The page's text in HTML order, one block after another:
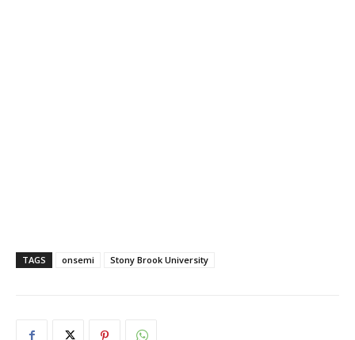
TAGS onsemi Stony Brook University